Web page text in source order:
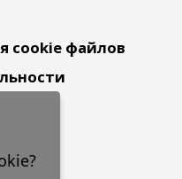
cookie файлов